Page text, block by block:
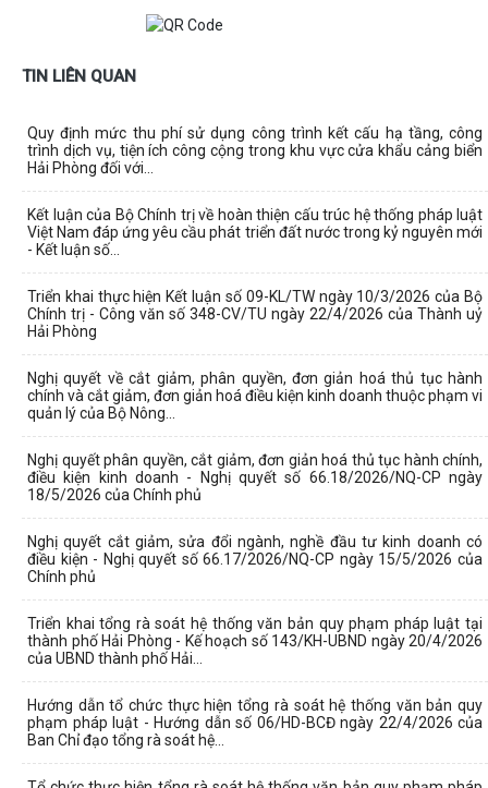
TIN LIÊN QUAN
Quy định mức thu phí sử dụng công trình kết cấu hạ tầng, công
trình dịch vụ, tiện ích công cộng trong khu vực cửa khẩu cảng biển
Hải Phòng đối với...
Kết luận của Bộ Chính trị về hoàn thiện cấu trúc hệ thống pháp luật
Việt Nam đáp ứng yêu cầu phát triển đất nước trong kỷ nguyên mới
- Kết luận số...
Triển khai thực hiện Kết luận số 09-KL/TW ngày 10/3/2026 của Bộ
Chính trị - Công văn số 348-CV/TU ngày 22/4/2026 của Thành uỷ
Hải Phòng
Nghị quyết về cắt giảm, phân quyền, đơn giản hoá thủ tục hành
chính và cắt giảm, đơn giản hoá điều kiện kinh doanh thuộc phạm vi
quản lý của Bộ Nông...
Nghị quyết phân quyền, cắt giảm, đơn giản hoá thủ tục hành chính,
điều kiện kinh doanh - Nghị quyết số 66.18/2026/NQ-CP ngày
18/5/2026 của Chính phủ
Nghị quyết cắt giảm, sửa đổi ngành, nghề đầu tư kinh doanh có
điều kiện - Nghị quyết số 66.17/2026/NQ-CP ngày 15/5/2026 của
Chính phủ
Triển khai tổng rà soát hệ thống văn bản quy phạm pháp luật tại
thành phố Hải Phòng - Kế hoạch số 143/KH-UBND ngày 20/4/2026
của UBND thành phố Hải...
Hướng dẫn tổ chức thực hiện tổng rà soát hệ thống văn bản quy
phạm pháp luật - Hướng dẫn số 06/HD-BCĐ ngày 22/4/2026 của
Ban Chỉ đạo tổng rà soát hệ...